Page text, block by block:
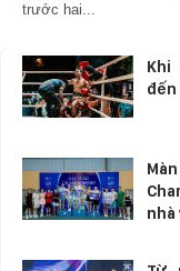
trước hai...
Khi
đến
nhà